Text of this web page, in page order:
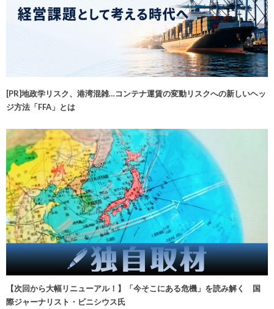
[PR]地政学リスク、港湾混雑…コンテナ運賃の変動リスクへの新しいヘッ
ジ方法「FFA」とは
【次回から大幅リニューアル！】「今そこにある危機」を読み解く 国
際ジャーナリスト・ビニシウス氏